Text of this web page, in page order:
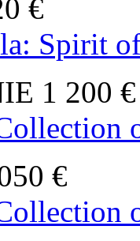
€
Spirit
1 200 €
€